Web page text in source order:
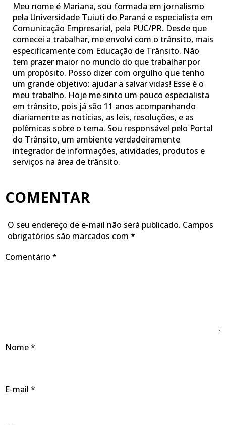
Meu nome é Mariana, sou formada em jornalismo
pela Universidade Tuiuti do Paraná e especialista em
Comunicação Empresarial, pela PUC/PR. Desde que
comecei a trabalhar, me envolvi com o trânsito, mais
especificamente com Educação de Trânsito. Não
tem prazer maior no mundo do que trabalhar por
um propósito. Posso dizer com orgulho que tenho
um grande objetivo: ajudar a salvar vidas! Esse é o
meu trabalho. Hoje me sinto um pouco especialista
em trânsito, pois já são 11 anos acompanhando
diariamente as notícias, as leis, resoluções, e as
polêmicas sobre o tema. Sou responsável pelo Portal
do Trânsito, um ambiente verdadeiramente
integrador de informações, atividades, produtos e
serviços na área de trânsito.
COMENTAR
O seu endereço de e-mail não será publicado. Campos
obrigatórios são marcados com *
Comentário *
Nome*
E-mail *